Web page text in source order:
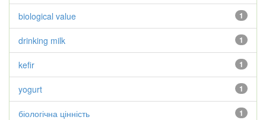
1
biological value
1
drinking milk
1
kefir
1
yogurt
1
біологічна цінність